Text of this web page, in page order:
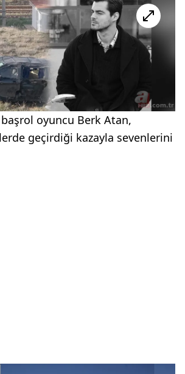
başrol oyuncu Berk Atan,
geçirdiği kazayla sevenlerini